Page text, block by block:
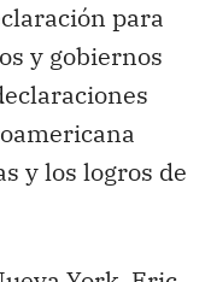
para
y gobiernos
y los logros de